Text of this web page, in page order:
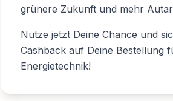
grünere Zukunft und mehr
Nutze jetzt Deine Chance und
Cashback auf Deine Bestellung
Energietechnik!